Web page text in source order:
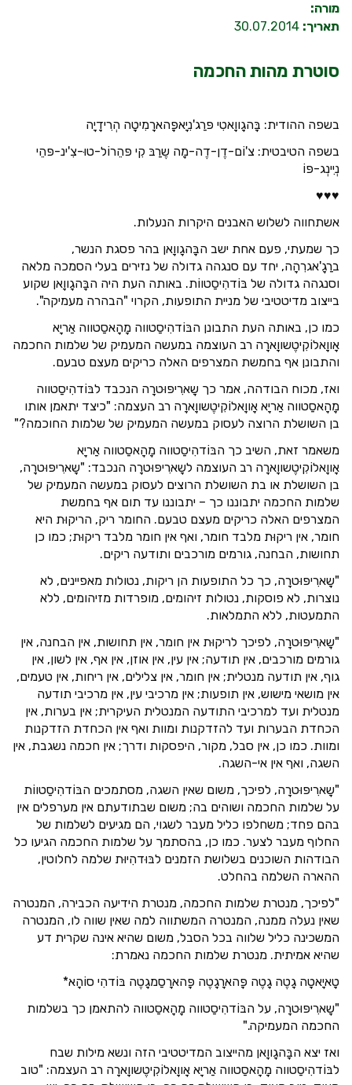
מורה:
תאריך:
סוטרת מהות החכמה
בשפה ההודית: בָּהגָווָאטִי פּרַג'נִיָאפָּהארָמִיטָה הְרִידָיָה
בשפה הטיבטית: צ'וֹם-דֶן-דֶה-מָה שֶרַבּ קִי פּהֵרוֹל-טוּ-צִ'ינ-פּהֵי
נְיִינְג-פּוֹ
♥♥♥
אשתחווה לשלוש האבנים היקרות הנעלות.
כך שמעתי, פעם אחת ישב הבָּהגָווָאן בהר פסגת הנשר,
ברַגָ'אגרִהָה, יחד עם סנגהה גדולה של נזירים בעלי הסמכה מלאה
וסנגהה גדולה של בּוֹדהִיסַטווֹת. באותה העת היה הבָּהגָווָאן שקוע
בייצוב מדיטטיבי של מניית התופעות, הקרוי "הבהרה מעמיקה".
כמו כן, באותה העת התבונן הבּוֹדהִיסַטווה מָהָאסַטווה אַריָא
אָווָאלוֹקִיטֶשווָארָה רב העוצמה במעשה המעמיק של שלמות החכמה
והתבונן אף בחמשת המצרפים האלה כריקים מעצם טבעם.
ואז, מכוח הבודהה, אמר כך שָארִיפּוּטרָה הנכבד לבּוֹדהִיסַטווה
מָהָאסַטווה אַריָא אָווָאלוֹקִיטֶשווָארָה רב העצמה: "כיצד יתאמן אותו
בן השושלת הרוצה לעסוק במעשה המעמיק של שלמות החוכמה?"
משאמר זאת, השיב כך הבּוֹדהִיסַטווה מָהָאסַטווה אַריָא
אָווָאלוֹקִיטֶשווָארָה רב העוצמה לשָארִיפּוּטרָה הנכבד: "שָארִיפּוּטרָה,
בן השושלת או בת השושלת הרוצים לעסוק במעשה המעמיק של
שלמות החכמה יתבוננו כך – יתבוננו עד תום אף בחמשת
המצרפים האלה כריקים מעצם טבעם. החומר ריק, הריקוּת היא
חומר, אין ריקוּת מלבד חומר, ואף אין חומר מלבד ריקוּת; כמו כן
תחושות, הבחנה, גורמים מורכבים ותודעה ריקים.
"שָארִיפּוּטרָה, כך כל התופעות הן ריקות, נטולות מאפיינים, לא
נוצרות, לא פוסקות, נטולות זיהומים, מופרדות מזיהומים, ללא
התמעטות, ללא התמלאות.
"שָארִיפּוּטרָה, לפיכך לריקוּת אין חומר, אין תחושות, אין הבחנה, אין
גורמים מורכבים, אין תודעה; אין עין, אין אוזן, אין אף, אין לשון, אין
גוף, אין תודעה מנטלית; אין חומר, אין צלילים, אין ריחות, אין טעמים,
אין מושאי מישוש, אין תופעות; אין מרכיבי עין, אין מרכיבי תודעה
מנטלית ועד למרכיבי התודעה המנטלית העיקרית; אין בערות, אין
הכחדת הבערות ועד להזדקנות ומוות ואף אין הכחדת הזדקנות
ומוות. כמו כן, אין סבל, מקור, היפסקות ודרך; אין חכמה נשגבת, אין
השגה, ואף אין אי-השגה.
"שָארִיפּוּטרָה, לפיכך, משום שאין השגה, מסתמכים הבּוֹדהִיסַטווֹת
על שלמות החכמה ושוהים בה; משום שבתודעתם אין מערפלים אין
בהם פחד; משחלפו כליל מעבר לשגוי, הם מגיעים לשלמות של
החלוף מעבר לצער. כמו כן, בהסתמך על שלמות החכמה הגיעו כל
הבודהות השוכנים בשלושת הזמנים לבּוּדהִיוּת שלמה לחלוטין,
ההארה השלמה בהחלט.
"לפיכך, מנטרת שלמות החכמה, מנטרת הידיעה הכבירה, המנטרה
שאין נעלה ממנה, המנטרה המשתווה למה שאין שווה לו, המנטרה
המשכינה כליל שלווה בכל הסבל, משום שהיא אינה שקרית דע
שהיא אמיתית. מנטרת שלמות החכמה נאמרת:
טָאיָאטָה גָטֶה גָטֶה פָּהארָגָטֶה פָּהארָסַמגָטֶה בּוֹדהִי סוֹהָא*
"שָארִיפּוּטרָה, על הבּוֹדהִיסַטווה מָהָאסַטווה להתאמן כך בשלמות
החכמה המעמיקה."
ואז יצא הבָּהגָווָאן מהייצוב המדיטטיבי הזה ונשא מילות שבח
לבּוֹדהִיסַטווה מָהָאסַטווה אַריָא אָווָאלוֹקִיטֶשווָארָה רב העצמה: "טוב